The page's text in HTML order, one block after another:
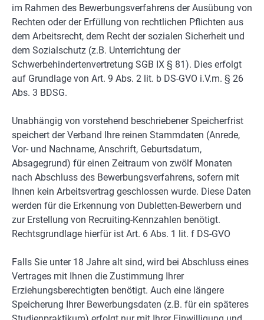
im Rahmen des Bewerbungsverfahrens der Ausübung von
Rechten oder der Erfüllung von rechtlichen Pflichten aus
dem Arbeitsrecht, dem Recht der sozialen Sicherheit und
dem Sozialschutz (z.B. Unterrichtung der
Schwerbehindertenvertretung SGB IX § 81). Dies erfolgt
auf Grundlage von Art. 9 Abs. 2 lit. b DS-GVO i.V.m. § 26
Abs. 3 BDSG.
Unabhängig von vorstehend beschriebener Speicherfrist
speichert der Verband Ihre reinen Stammdaten (Anrede,
Vor- und Nachname, Anschrift, Geburtsdatum,
Absagegrund) für einen Zeitraum von zwölf Monaten
nach Abschluss des Bewerbungsverfahrens, sofern mit
Ihnen kein Arbeitsvertrag geschlossen wurde. Diese Daten
werden für die Erkennung von Dubletten-Bewerbern und
zur Erstellung von Recruiting-Kennzahlen benötigt.
Rechtsgrundlage hierfür ist Art. 6 Abs. 1 lit. f DS-GVO
Falls Sie unter 18 Jahre alt sind, wird bei Abschluss eines
Vertrages mit Ihnen die Zustimmung Ihrer
Erziehungsberechtigten benötigt. Auch eine längere
Speicherung Ihrer Bewerbungsdaten (z.B. für ein späteres